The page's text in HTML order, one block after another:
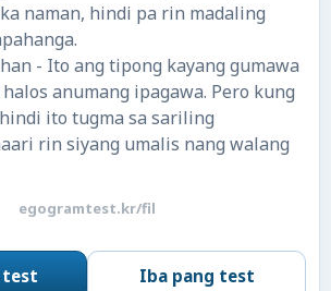
naman, hindi pa rin madaling
- Ito ang tipong kayang gumawa
anumang ipagawa. Pero kung
ito tugma sa sariling
rin siyang umalis nang walang
egogramtest.kr/fil
test Iba pang test